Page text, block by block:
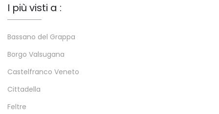
I più visti a :
Bassano del Grappa
Borgo Valsugana
Castelfranco Veneto
Cittadella
Feltre